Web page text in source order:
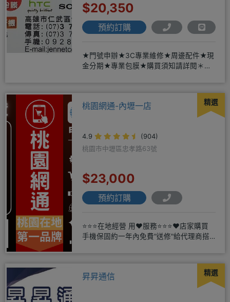
$20,350
預約訂購
★門號申辦★3C專業維修★周邊配件★現
金分期★專業包膜★購買須知請詳閱＊來
精選
桃園網通-內壢一店
4.9
(904)
桃園市中壢區忠孝路63號
$23,000
預約訂購
⭐⭐⭐在地經營 用❤️服務⭐⭐⭐❤️店家購買
手機保固約一年內免費"送修"給代理商搭
精選
昇昇通信